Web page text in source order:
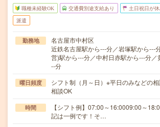
職種未経験OK 交通費別途支給あり 土日祝日が
派遣
勤務地
名古屋市中村区
近鉄名古屋駅から---分／岩塚駅から---
営)駅から---分／中村日赤駅から---分
--分
曜日頻度
シフト制（月～日）※平日のみなどの
相談OK
時間
【シフト例】07:00～16:0009:00～
記は一例です！そ…